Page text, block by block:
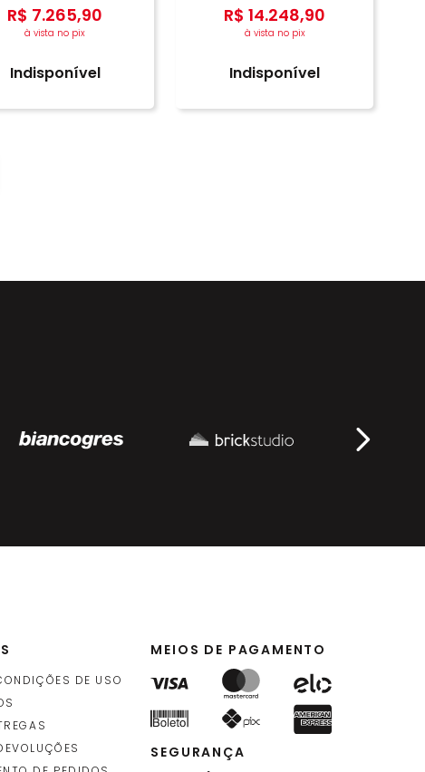
R$ 7.265,90
à vista no pix
Indisponível
R$ 14.248,90
à vista no pix
Indisponível
DE USO
MEIOS DE PAGAMENTO
SEGURANÇA